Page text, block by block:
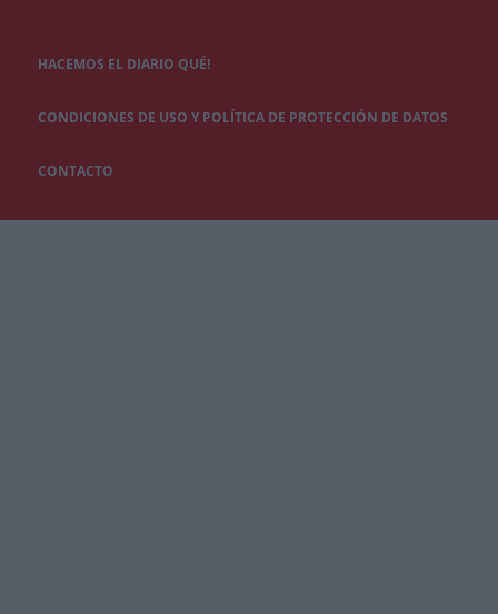
HACEMOS EL DIARIO QUÉ!
CONDICIONES DE USO Y POLÍTICA DE PROTECCIÓN DE DATOS
CONTACTO